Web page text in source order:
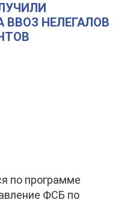
ВВОЗ НЕЛЕГАЛОВ
по программе
ФСБ по